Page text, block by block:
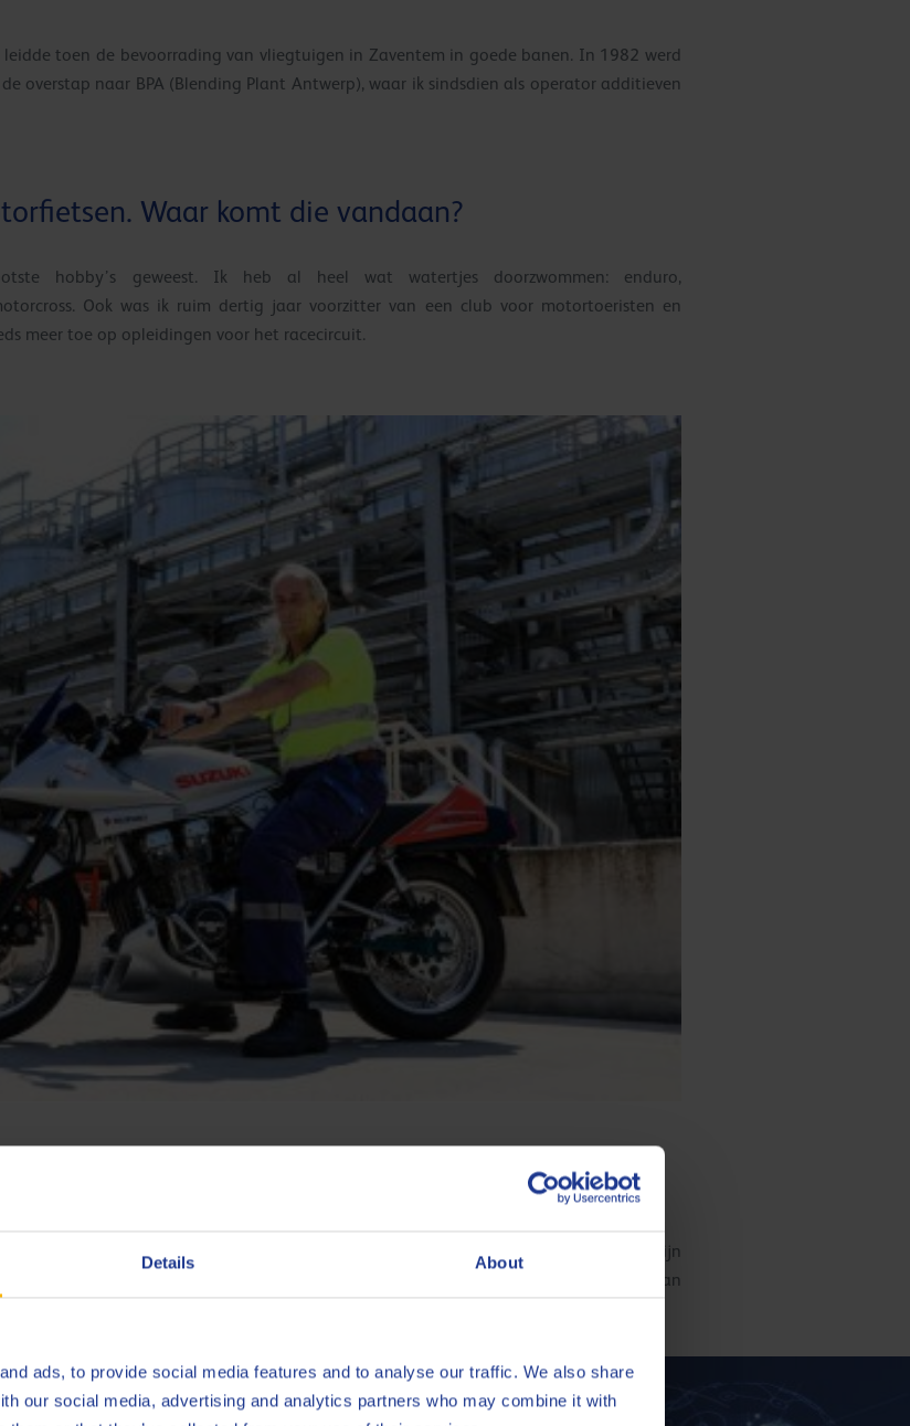
Details About
ads, to provide social media features and to analyse our traffic. We also share
our social media, advertising and analytics partners who may combine it with
toen de bevoorrading van vliegtuigen in Zaventem in goede banen. In 1982 werd
overstap naar BPA (Blending Plant Antwerp), waar ik sindsdien als operator additieven
Waar komt die vandaan?
hobby’s geweest. Ik heb al heel wat watertjes doorzwommen: enduro,
Ook was ik ruim dertig jaar voorzitter van een club voor motortoeristen en
meer toe op opleidingen voor het racecircuit.
uw motorfietsen …
1200 cc die ik op mijn reizen in de bergen gebruik (ongeveer 15.000 km per jaar), mijn
mijn Katana 1100. Die laatste kocht ik nieuw in 1982 en heeft intussen al meer dan